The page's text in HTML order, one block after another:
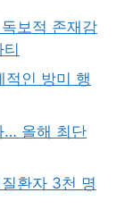
보적 존재감
티
적인 방미 행
… 올해 최단
환자 3천 명